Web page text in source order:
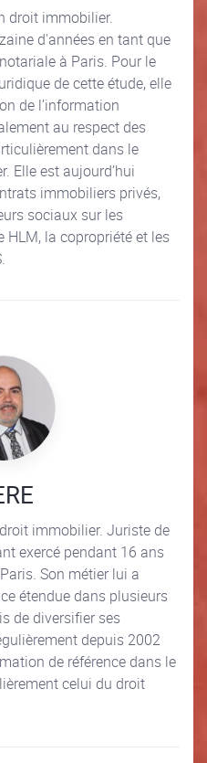
droit immobilier.
d'années en tant que
à Paris. Pour le
de cette étude, elle
de l’information
au respect des
dans le
Elle est aujourd’hui
immobiliers privés,
sociaux sur les
la copropriété et les
immobilier. Juriste de
exercé pendant 16 ans
Son métier lui a
étendue dans plusieurs
de diversifier ses
depuis 2002
de référence dans le
celui du droit